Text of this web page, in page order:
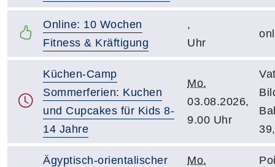
Online: 10 Wochen
Fitness & Kräftigung
,
Uhr
Küchen-Camp
Sommerferien: Kuchen
und Cupcakes für Kids 8-
14 Jahre
Mo.
03.08.2026,
9.00 Uhr
Ägyptisch-orientalischer
Mo.